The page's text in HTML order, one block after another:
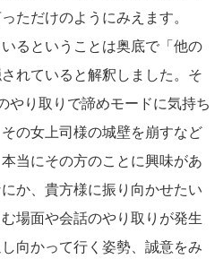
ただけのようにみえます。
るということは奥底で「他の
れていると解釈しました。そ
やり取りで諦めモードに気持ち
の女上司様の城壁を崩すなど
当にその方のことに興味があ
か、貴方様に振り向かせたい
場面や会話のやり取りが発生
向かって行く姿勢、誠意をみ